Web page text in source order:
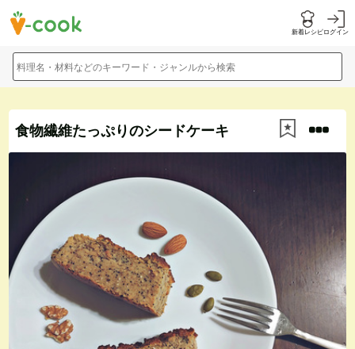
新着レシピログイン
料理名・材料などのキーワード・ジャンルから検索
食物繊維たっぷりのシードケーキ